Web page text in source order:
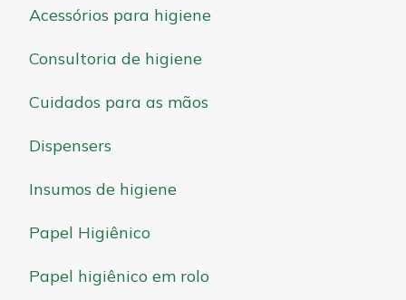
Acessórios para higiene
Consultoria de higiene
Cuidados para as mãos
Dispensers
Insumos de higiene
Papel Higiênico
Papel higiênico em rolo